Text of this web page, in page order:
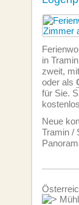
in
zweit,
oder als
für Sie.
Neue
Tramin /